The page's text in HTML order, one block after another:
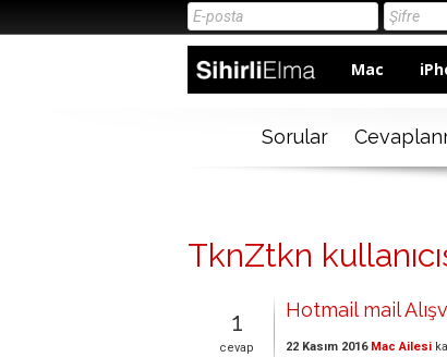
Mac
Sorular
TknZtkn
1
cevap
Hotmail mail
22 Kasım 2016 Mac Ailesi